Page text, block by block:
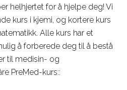
helhjertet for å hjelpe deg! Vi
kurs i kjemi, og kortere kurs
Alle kurs har et
å forberede deg til å bestå
til medisin- og
PreMed-kurs::